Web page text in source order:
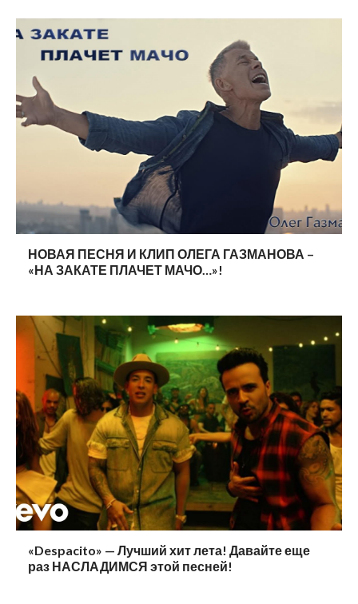
НОВАЯ ПЕСНЯ И КЛИП ОЛЕГА ГАЗМАНОВА –
«НА ЗАКАТЕ ПЛАЧЕТ МАЧО…»!
«Despacito» — Лучший хит лета! Давайте еще
раз НАСЛАДИМСЯ этой песней!